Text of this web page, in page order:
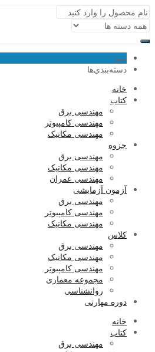
منو
دسته‌بندی‌ها
خانه
کتاب
مهندسی برق
مهندسی کامپیوتر
مهندسی مکانیک
جزوه
مهندسی برق
مهندسی مکانیک
مهندسی عمران
آزمون آزمایشی
مهندسی برق
مهندسی کامپیوتر
مهندسی مکانیک
کلاس
مهندسی برق
مهندسی مکانیک
مهندسی کامپیوتر
مجموعه معماری
روانشناسی
دوره مهارتی
خانه
کتاب
مهندسی برق